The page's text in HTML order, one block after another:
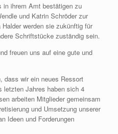
in ihrem Amt bestätigen zu
und Katrin Schröder zur
werden sie zukünftig für
Schriftstücke zuständig sein.
freuen uns auf eine gute und
dass wir ein neues Ressort
letzten Jahres haben sich 4
arbeiten Mitglieder gemeinsam
und Umsetzung unserer
Ideen und Forderungen